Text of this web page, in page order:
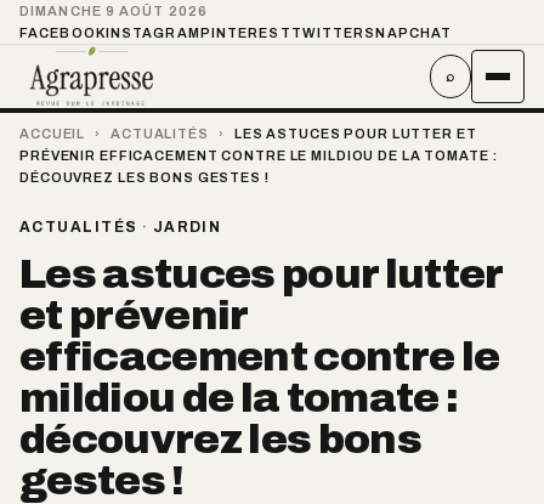
DIMANCHE 9 AOÛT 2026
FACEBOOKINSTAGRAMPINTEREST TWITTER SNAPCHAT
⌕
ACCUEIL › ACTUALITÉS ›
LES ASTUCES POUR LUTTER ET
PRÉVENIR EFFICACEMENT CONTRE LE MILDIOU DE LA TOMATE :
DÉCOUVREZ LES BONS GESTES !
ACTUALITÉS · JARDIN
Les astuces pour lutter
et prévenir
efficacement contre le
mildiou de la tomate :
découvrez les bons
gestes !